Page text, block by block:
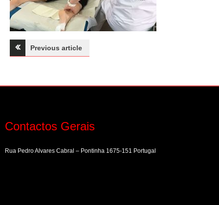
Navegação
artigos
Previous article
Contactos Gerais
Rua Pedro Alvares Cabral – Pontinha 1675-151 Portugal